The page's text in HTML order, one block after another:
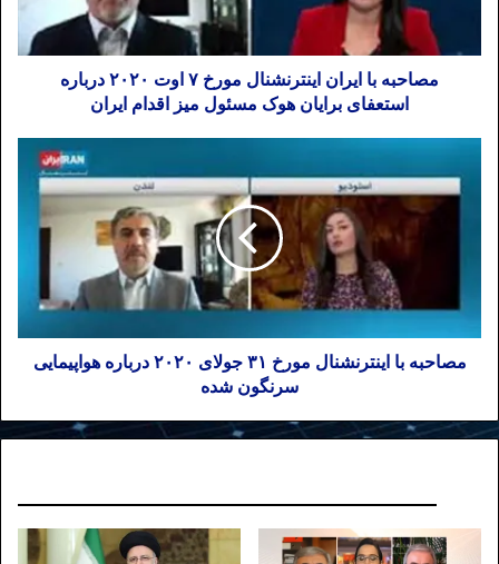
مصاحبه با ایران اینترنشنال مورخ ۷ اوت ۲۰۲۰ درباره
استعفای برایان هوک مسئول میز اقدام ایران
مصاحبه با اینترنشنال مورخ ۳۱ جولای ۲۰۲۰ درباره هواپیمایی
سرنگون شده